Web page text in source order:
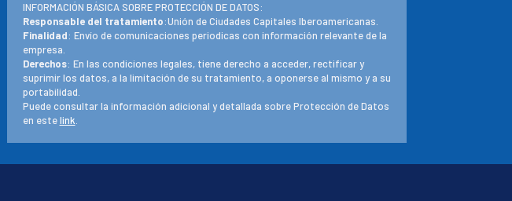
INFORMACIÓN BÁSICA SOBRE PROTECCIÓN DE DATOS:
Responsable del tratamiento:Unión de Ciudades Capitales Iberoamericanas.
Finalidad: Envío de comunicaciones periodicas con información relevante de la
empresa.
Derechos: En las condiciones legales, tiene derecho a acceder, rectificar y
suprimir los datos, a la limitación de su tratamiento, a oponerse al mismo y a su
portabilidad.
Puede consultar la información adicional y detallada sobre Protección de Datos
en estelink.